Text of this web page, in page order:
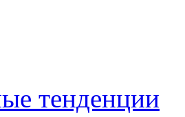
тенденции